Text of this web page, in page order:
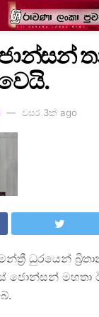
වසර 3ක් ago
ධුරයෙන්
ජොන්සන් මහතා